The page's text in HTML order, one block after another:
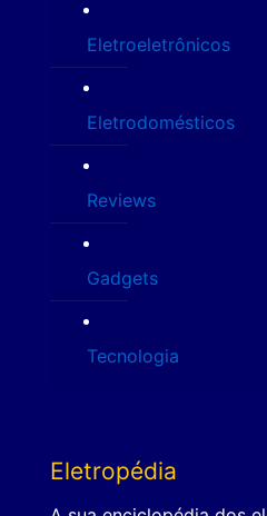
Eletroeletrônicos
Eletrodomésticos
Reviews
Gadgets
Tecnologia
Eletropédia